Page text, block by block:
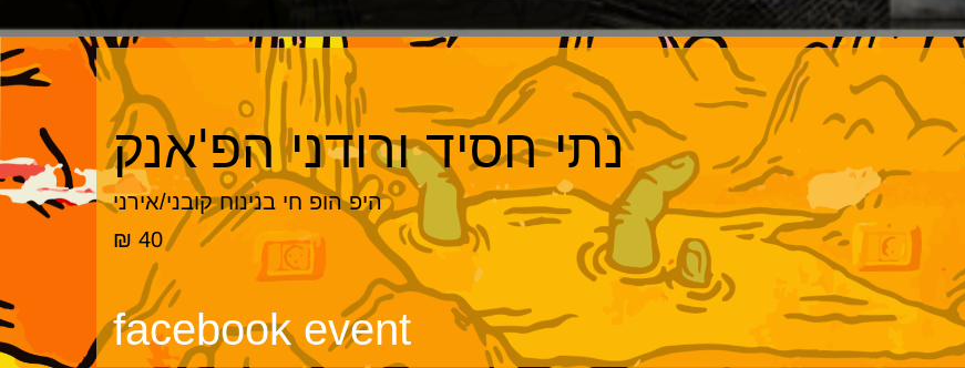
נתי חסיד ורודני הפ'אנק
היפ הופ חי בנינוח קובני/אירני
40 ₪
facebook event